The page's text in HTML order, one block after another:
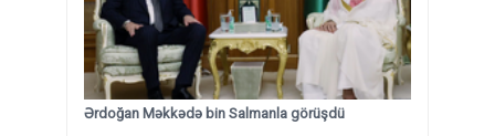
Ərdoğan Məkkədə bin Salmanla görüşdü